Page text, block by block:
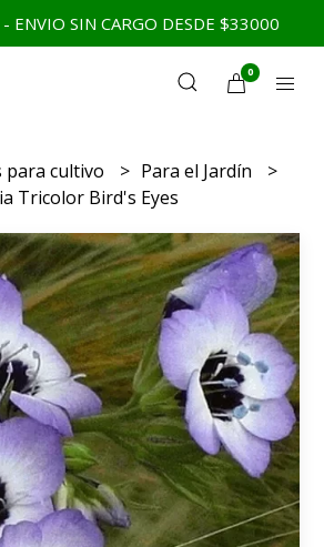
ENVIO SIN CARGO DESDE $33000
0
para cultivo
Para el Jardín
Tricolor Bird's Eyes